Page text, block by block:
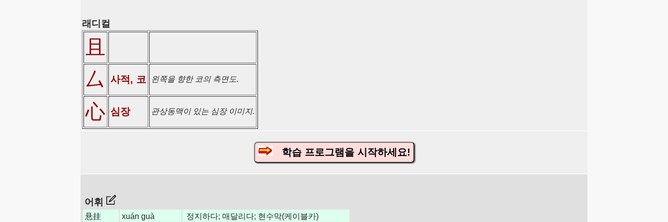
래디컬
且
厶
사적, 코 왼쪽을 향한 코의 측면도.
心 심장 관상동맥이 있는 심장 이미지.
학습 프로그램을 시작하세요!
어휘
悬挂 xuán guà 정지하다; 매달리다; 현수막(케이블카)